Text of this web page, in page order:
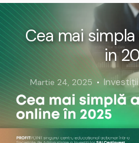
Cea mai
in
Martie 24, 2025 Investiții